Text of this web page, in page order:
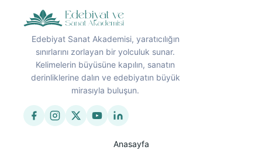
Edebiyat Sanat Akademisi, yaratıcılığın
sınırlarını zorlayan bir yolculuk sunar.
Kelimelerin büyüsüne kapılın, sanatın
derinliklerine dalın ve edebiyatın büyük
mirasıyla buluşun.
Anasayfa